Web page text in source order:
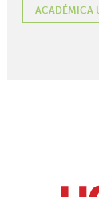
ACADÉMICA